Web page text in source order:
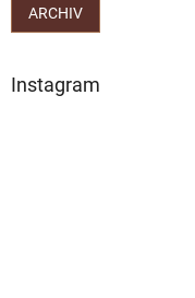
ARCHIV
Instagram